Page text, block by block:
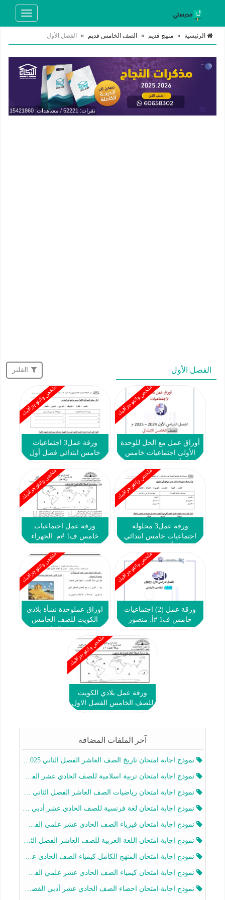
Toggle
الرئيسية » منهج قديم » الصف الخامس قديم » الفصل الأول
نقرات: 52221 / مشاهدات: 15421860
الفصل الأول الفلتر
ملخص وانفوجرافيك
أوراق عمل مع الحل للوحدة
الأولى اجتماعيات خامس
2025
ملخص وانفوجرافيك
ورقة عمل3 اجتماعيات
خامس ابتدائي فصل أول
ملخص وانفوجرافيك
ورقة عمل3 محلولة
اجتماعيات خامس ابتدائي
ملخص وانفوجرافيك
ورقة عمل اجتماعيات
خامس ف1 #م. الجهراء
ملخص وانفوجرافيك
ورقة عمل (2) اجتماعيات
خامس ف1 #أ. منصور
ملخص وانفوجرافيك
اوراق عملوحدة نشأة بلادي
الكويت للصف الخامس
ملخص وانفوجرافيك
ورقة عمل بلادي الكويت
للصف الخامس الفصل الاول
آخر الملفات المضافة
نموذج اجابة امتحان تاريخ الصف العاشر الفصل الثاني 2025-2026
نموذج اجابة امتحان تربية اسلامية للصف الحادي عشر الفصل الثاني 2025-2026
نموذج اجابة امتحان رياضيات الصف العاشر الفصل الثاني 2025-2026
نموذج اجابة امتحان لغة فرنسية للصف الحادي عشر أدبي الفصل الثاني 2025-2026
نموذج اجابة امتحان فيزياء الصف الحادي عشر علمي الفصل الثاني 2025-2026
نموذج اجابة امتحان اللغة العربية للصف العاشر الفصل الثاني 2025-2026
نموذج اجابة امتحان المنهج الكامل كيمياء الصف الحادي عشر علمي الفصل الثاني 2025-2026
نموذج اجابة امتحان كيمياء الصف الحادي عشر علمي الفصل الثاني 2025-2026
نموذج اجابة امتحان احصاء الصف الحادي عشر أدبي الفصل الثاني 2025-2026